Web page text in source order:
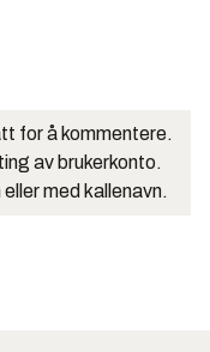
for å kommentere.
av brukerkonto.
med kallenavn.